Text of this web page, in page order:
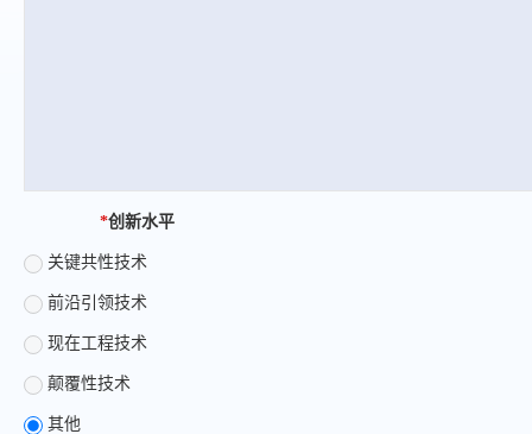
*创新水平
关键共性技术
前沿引领技术
现在工程技术
颠覆性技术
其他